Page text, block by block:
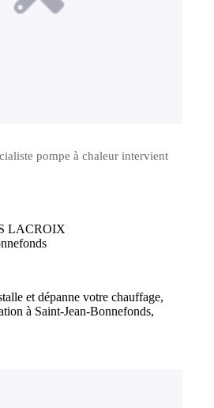
pompe à chaleur intervient
LACROIX
et dépanne votre chauffage,
à Saint-Jean-Bonnefonds,